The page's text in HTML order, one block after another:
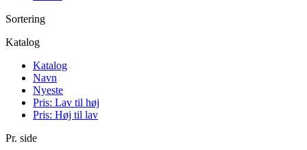
Sortering
Katalog
Katalog
Navn
Nyeste
Pris: Lav til høj
Pris: Høj til lav
Pr. side